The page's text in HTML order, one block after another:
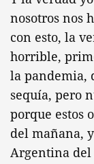
nosotros nos
con esto, la
horrible,
la pandemia,
sequía, pero
porque estos
del mañana,
Argentina del